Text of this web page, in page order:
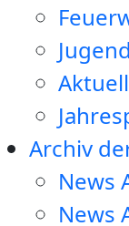
Archiv
News
News